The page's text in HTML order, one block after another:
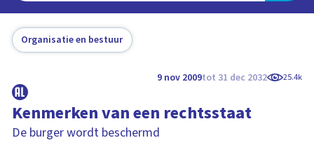
Organisatie en bestuur
9 nov 2009tot 31 dec 2032 25.4k
Kenmerken van een rechtsstaat
De burger wordt beschermd